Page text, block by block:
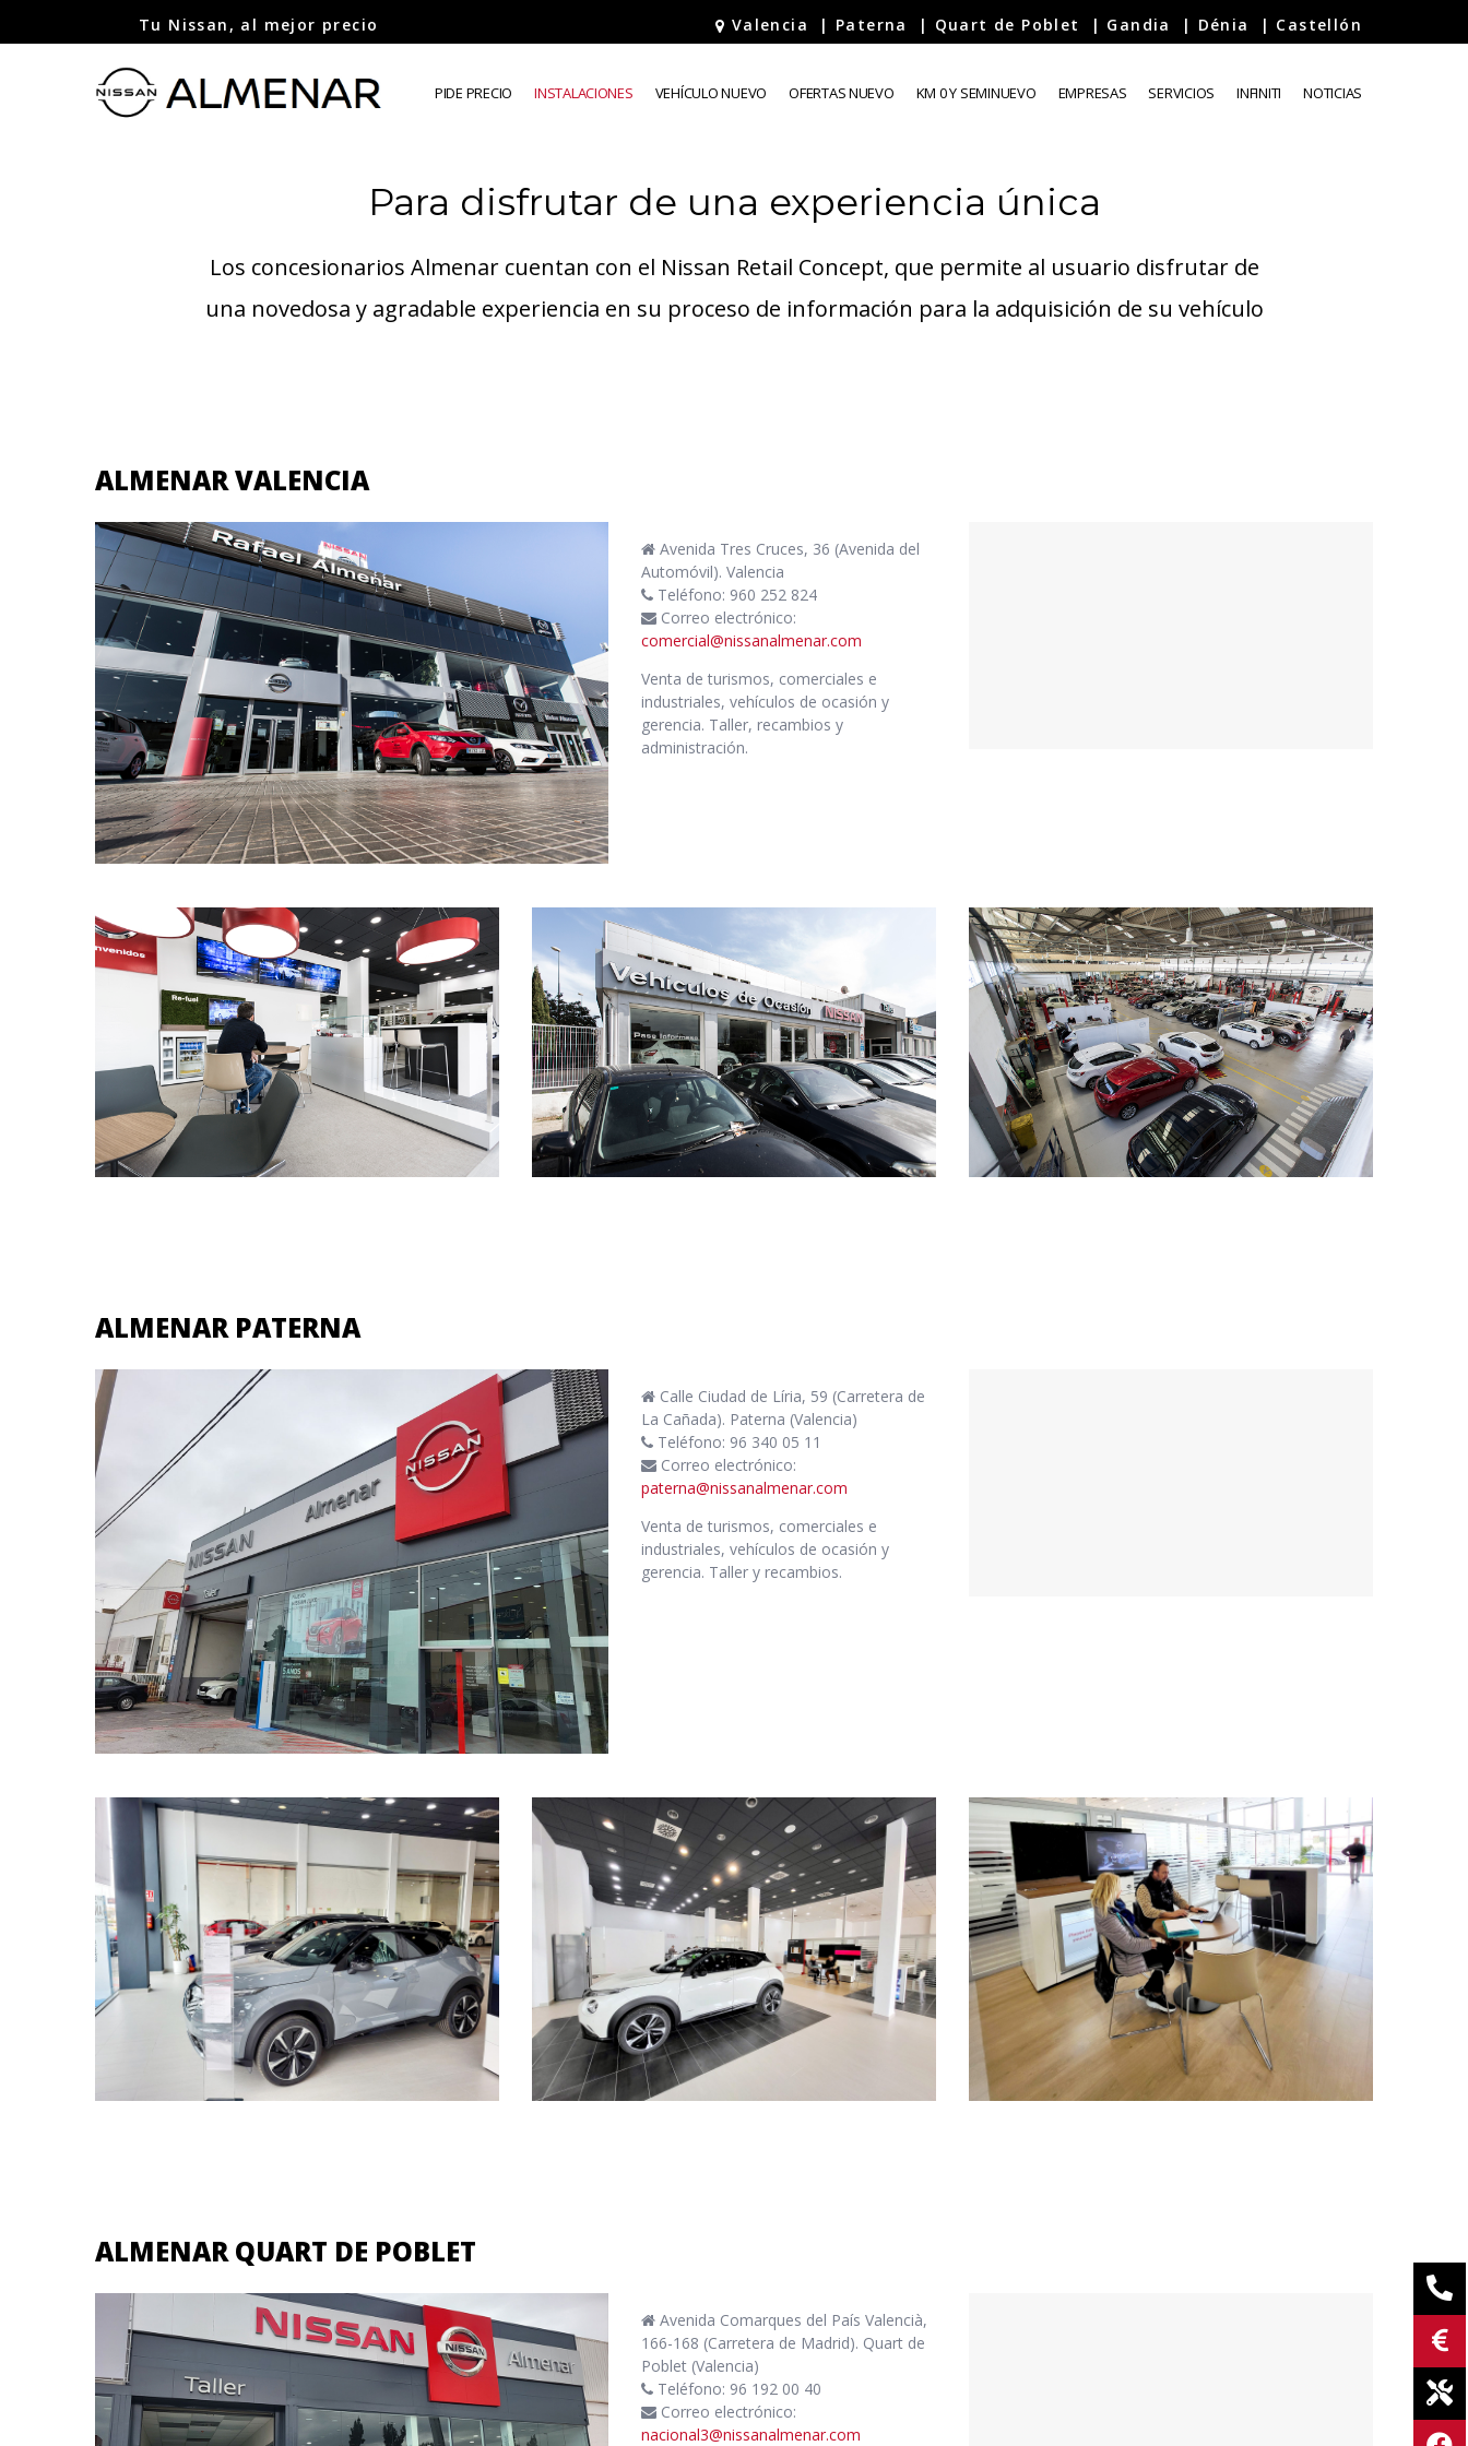
Tu Nissan, al mejor precio Valencia | Paterna | Quart de Poblet | Gandia | Dénia | Castellón
PIDE PRECIO INSTALACIONES VEHÍCULO NUEVO OFERTAS NUEVO KM 0 Y SEMINUEVO EMPRESAS SERVICIOS INFINITI NOTICIAS
Para disfrutar de una experiencia única
Los concesionarios Almenar cuentan con el Nissan Retail Concept, que permite al usuario disfrutar de
una novedosa y agradable experiencia en su proceso de información para la adquisición de su vehículo
ALMENAR VALENCIA
Avenida Tres Cruces, 36 (Avenida del
Automóvil). Valencia
Teléfono: 960 252 824
Correo electrónico:
comercial@nissanalmenar.com
Venta de turismos, comerciales e
industriales, vehículos de ocasión y
gerencia. Taller, recambios y
administración.
ALMENAR PATERNA
Calle Ciudad de Líria, 59 (Carretera de
La Cañada). Paterna (Valencia)
Teléfono: 96 340 05 11
Correo electrónico:
paterna@nissanalmenar.com
Venta de turismos, comerciales e
industriales, vehículos de ocasión y
gerencia. Taller y recambios.
ALMENAR QUART DE POBLET
Avenida Comarques del País Valencià,
166-168 (Carretera de Madrid). Quart de
Poblet (Valencia)
Teléfono: 96 192 00 40
Correo electrónico:
nacional3@nissanalmenar.com